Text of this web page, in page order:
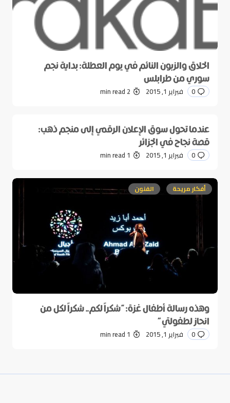
الحلاق والزبون النائم في يوم العطلة: بداية نجم
سوري من طرابلس
0 فبراير 1, 2015 2 min read
عندما تحول سوق الإعلان الرقمي إلى منجم ذهب:
قصة نجاح في الجزائر
0 فبراير 1, 2015 1 min read
أفكار مريحة الفنون
وهذه رسالة أطفال غزة: “شكراً لكم.. شكراً لكل من
انحاز لطفولتي”
0 فبراير 1, 2015 1 min read